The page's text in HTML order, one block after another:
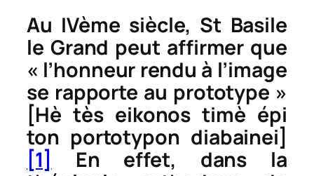
Au IVème siècle, St Basile
le Grand peut affirmer que
« l’honneur rendu à l’image
se rapporte au prototype »
[Hè tès eikonos timè épi
ton portotypon diabainei]
[1]
En effet, dans la